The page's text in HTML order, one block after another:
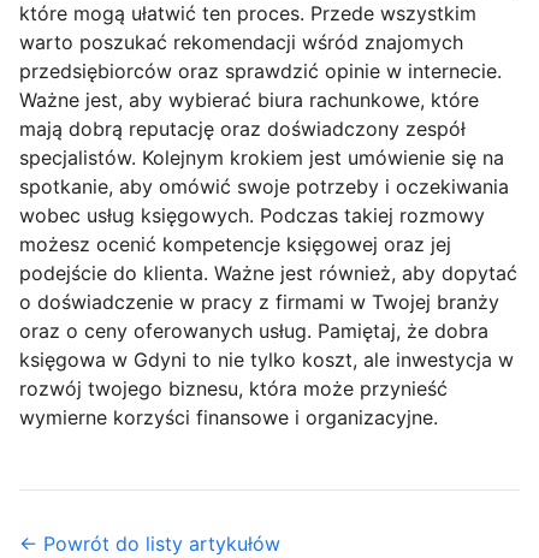
które mogą ułatwić ten proces. Przede wszystkim
warto poszukać rekomendacji wśród znajomych
przedsiębiorców oraz sprawdzić opinie w internecie.
Ważne jest, aby wybierać biura rachunkowe, które
mają dobrą reputację oraz doświadczony zespół
specjalistów. Kolejnym krokiem jest umówienie się na
spotkanie, aby omówić swoje potrzeby i oczekiwania
wobec usług księgowych. Podczas takiej rozmowy
możesz ocenić kompetencje księgowej oraz jej
podejście do klienta. Ważne jest również, aby dopytać
o doświadczenie w pracy z firmami w Twojej branży
oraz o ceny oferowanych usług. Pamiętaj, że dobra
księgowa w Gdyni to nie tylko koszt, ale inwestycja w
rozwój twojego biznesu, która może przynieść
wymierne korzyści finansowe i organizacyjne.
← Powrót do listy artykułów